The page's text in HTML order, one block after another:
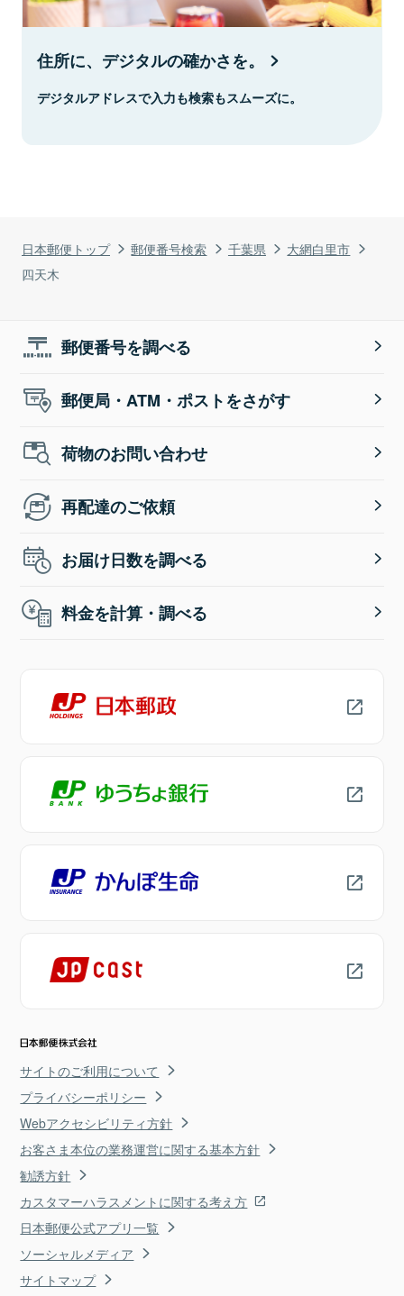
日本郵便トップ 郵便番号検索 千葉県
大網白里市
四天木
住所に、デジタルの確かさを。
デジタルアドレスで入力も検索もスムーズに。
郵便番号を調べる
郵便局・ATM・ポストをさがす
荷物のお問い合わせ
再配達のご依頼
お届け日数を調べる
料金を計算・調べる
サイトのご利用について
プライバシーポリシー
Webアクセシビリティ方針
お客さま本位の業務運営に関する基本方針
勧誘方針
カスタマーハラスメントに関する考え方
日本郵便公式アプリ一覧
ソーシャルメディア
サイトマップ